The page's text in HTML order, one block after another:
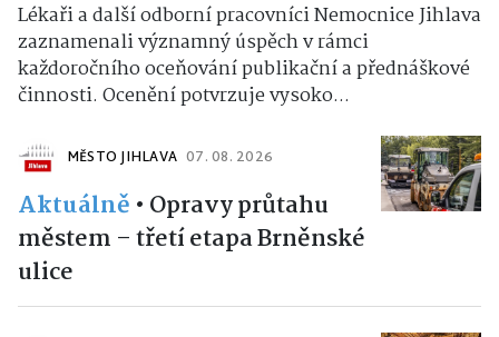
Lékaři a další odborní pracovníci Nemocnice Jihlava
zaznamenali významný úspěch v rámci
každoročního oceňování publikační a přednáškové
činnosti. Ocenění potvrzuje vysoko...
MĚSTO JIHLAVA 07. 08. 2026
Aktuálně • Opravy průtahu
městem – třetí etapa Brněnské
ulice